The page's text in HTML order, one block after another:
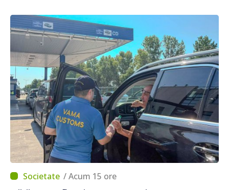
/ Acum 15 ore